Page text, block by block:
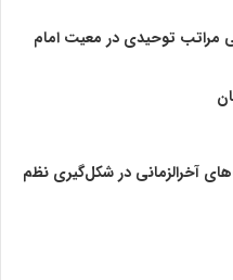
مراتب توحیدی در معیت امام
آخرالزمانی در شکل‌گیری نظم